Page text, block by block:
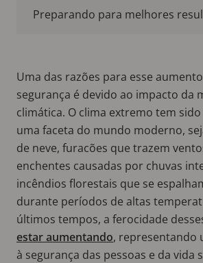
Preparando para melhores
Uma das razões para esse
segurança é devido ao impacto da
climática. O clima extremo tem
uma faceta do mundo moderno,
de neve, furacões que trazem
enchentes causadas por chuvas
incêndios florestais que se
durante períodos de altas
últimos tempos, a ferocidade
estar aumentando, representando
à segurança das pessoas e da vida